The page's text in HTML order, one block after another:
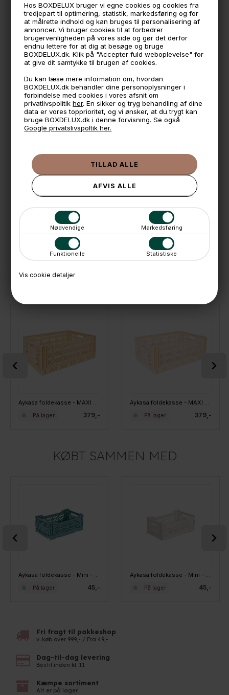
Hos BOXDELUX bruger vi egne cookies og cookies fra
tredjepart til optimering, statistik, markedsføring og for
at målrette indhold og kan bruges til personalisering af
annoncer. Vi bruger cookies til at forbedrer
brugervenligheden på vores side og gør det derfor
endnu lettere for at dig at besøge og bruge
BOXDELUX.dk. Klik på "Accepter fuld weboplevelse" for
at give dit samtykke til brugen af cookies.
Du kan læse mere information om, hvordan
BOXDELUX.dk behandler dine personoplysninger i
forbindelse med cookies i vores afsnit om
privatlivspolitikher. En sikker og tryg behandling af dine
data er vores topprioritet, og vi ønsker, at du trygt kan
bruge BOXDELUX.dk i denne forvisning. Se også
Google privatslivspoltik her.
Nødvendige Markedsføring
Funktionelle Statistiske
Vis cookie detaljer
Aykasa foldekasser er:
*Fødevaregodkendte
*Kan gå i opvaskemaskine
*Kan bruges både udendørs og indendørs
*Stabelbare
*Lavet af PP plast som er let at genanvende
Aykasa MAXI kassen måler:
60 x 40 cm.
22 cm. høj
*Billederne viser forskellige størrelser og farver af
Aykasakassen
🧺 Kan du lægge varen i kurven, er den på lager
🌟 4,9 med over 1200 anmeldelser ★★★★★
📦 Fragtfri v. køb over 999,- ellers fra 49,- med GLS
📱 Kundeservice 50446800 (9-12)
Kundeservicemail@boxdelux.dk
Aykasa foldekasse - MAXI Large - Banana
379,-
På lager
Aykasa foldekasse - MAXI Large - Creme
379,-
På lager
KØBT SAMMEN MED
Aykasa foldekasse - Mini - Teal
45,-
På lager
Aykasa foldekasse - Mini - Coconut Milk
45,-
På lager
Fri fragt til pakkeshop
v. køb over 999,- / Fra 49,-
Dag-til-dag levering
Bestil inden kl. 11
Kæmpe sortiment
Alt er på lager